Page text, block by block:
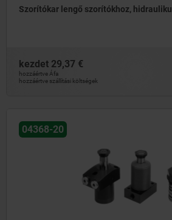
Szorítókar lengő szorítókhoz,
kezdet 29,37 €
hozzáértve Áfa
hozzáértve szállítási költségek
04368-20